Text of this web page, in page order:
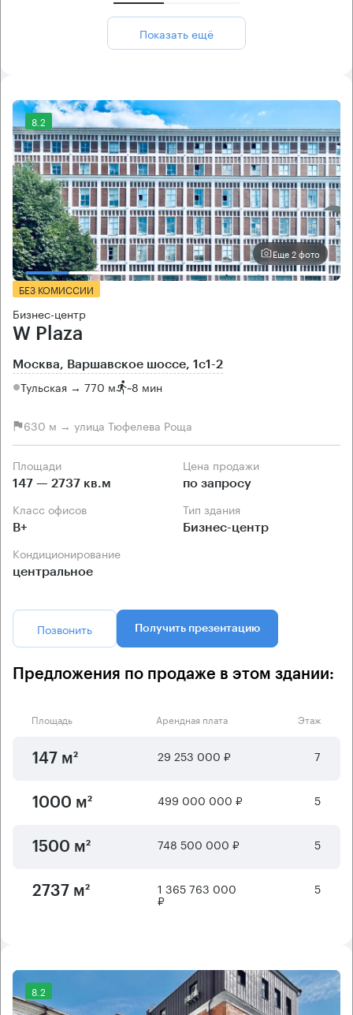
Показать ещё
8.2
Еще 2 фото
БЕЗ КОМИССИИ
Бизнес-центр
W Plaza
Москва, Варшавское шоссе, 1с1-2
Тульская → 770 м ~8 мин
630 м → улица Тюфелева Роща
Площади
147 — 2737 кв.м
Цена продажи
по запросу
Класс офисов
B+
Тип здания
Бизнес-центр
Кондиционирование
центральное
Позвонить Получить презентацию
Предложения по продаже в этом здании:
Площадь Арендная плата Этаж
147 м² 29 253 000 ₽ 7
1000 м² 499 000 000 ₽ 5
1500 м² 748 500 000 ₽ 5
2737 м² 1 365 763 000
₽
5
8.2